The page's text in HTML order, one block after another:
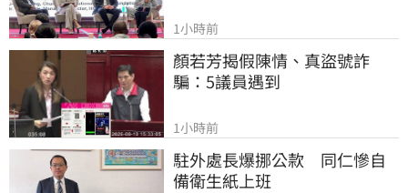
1小時前
顏若芳揭假陳情、真盜號詐
騙：5議員遇到
1小時前
駐外處長爆挪公款　同仁慘自
備衛生紙上班